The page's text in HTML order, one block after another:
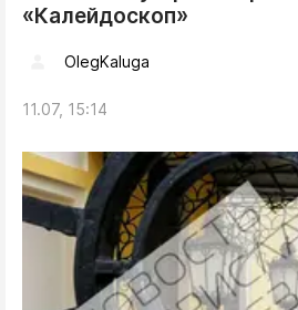
«Калейдоскоп»
OlegKaluga
11.07, 15:14